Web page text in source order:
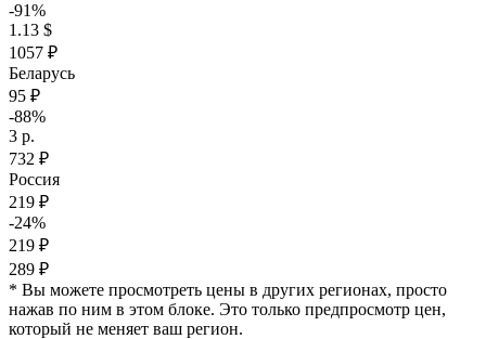
-91%
1.13 $
1057 ₽
Беларусь
95 ₽
-88%
3 р.
732 ₽
Россия
219 ₽
-24%
219 ₽
289 ₽
* Вы можете просмотреть цены в других регионах, просто
нажав по ним в этом блоке. Это только предпросмотр цен,
который не меняет ваш регион.